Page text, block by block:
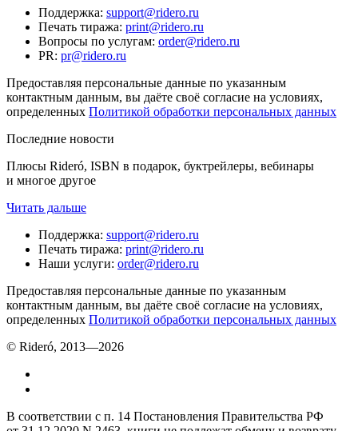
Поддержка: support@ridero.ru
Печать тиража: print@ridero.ru
Вопросы по услугам: order@ridero.ru
PR: pr@ridero.ru
Предоставляя персональные данные по указанным
контактным данным, вы даёте своё согласие на условиях,
определенных Политикой обработки персональных данных
Последние новости
Плюсы Rideró, ISBN в подарок, буктрейлеры, вебинары
и многое другое
Читать дальше
Поддержка: support@ridero.ru
Печать тиража: print@ridero.ru
Наши услуги: order@ridero.ru
Предоставляя персональные данные по указанным
контактным данным, вы даёте своё согласие на условиях,
определенных Политикой обработки персональных данных
© Rideró, 2013—2026
В соответствии с п. 14 Постановления Правительства РФ